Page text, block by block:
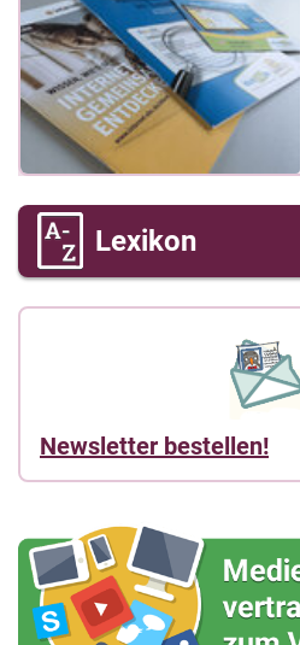
Lexikon
Newsletter bestellen!